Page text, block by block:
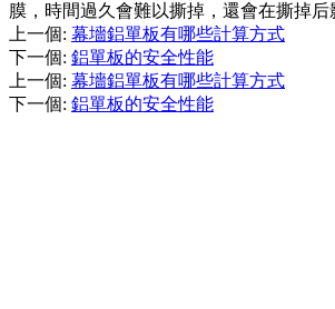
膜，時間過久會難以撕掉，還會在撕掉后
上一個: 幕墻鋁單板有哪些計算方式
下一個: 鋁單板的安全性能
上一個: 幕墻鋁單板有哪些計算方式
下一個: 鋁單板的安全性能